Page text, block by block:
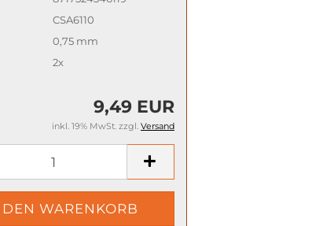
CSA6110
0,75 mm
2x
9,49 EUR
inkl. 19% MwSt. zzgl. Versand